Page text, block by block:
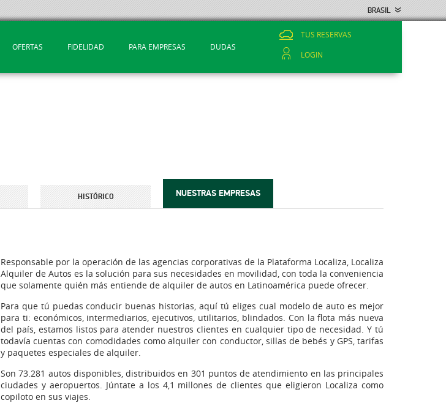
BRASIL
OFERTAS FIDELIDAD PARA EMPRESAS DUDAS
TUS RESERVAS
LOGIN
HISTÓRICO NUESTRAS EMPRESAS
Responsable por la operación de las agencias corporativas de la Plataforma Localiza, Localiza
Alquiler de Autos es la solución para sus necesidades en movilidad, con toda la conveniencia
que solamente quién más entiende de alquiler de autos en Latinoamérica puede ofrecer.
Para que tú puedas conducir buenas historias, aquí tú eliges cual modelo de auto es mejor
para ti: económicos, intermediarios, ejecutivos, utilitarios, blindados. Con la flota más nueva
del país, estamos listos para atender nuestros clientes en cualquier tipo de necesidad. Y tú
todavía cuentas con comodidades como alquiler con conductor, sillas de bebés y GPS, tarifas
y paquetes especiales de alquiler.
​Son 73.281 autos disponibles, distribuidos en 301 puntos de atendimiento en las principales
ciudades y aeropuertos. Júntate a los 4,1 millones de clientes que eligieron Localiza como
copiloto en sus viajes.